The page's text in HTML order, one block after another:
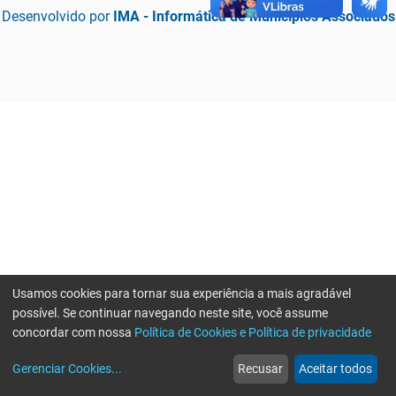
Desenvolvido por IMA - Informática de Municípios Associados
web
Notícias
more_horiz
Mais
Usamos cookies para tornar sua experiência a mais agradável
possível. Se continuar navegando neste site, você assume
concordar com nossa Política de Cookies e Política de privacidade
Gerenciar Cookies... Recusar Aceitar todos
Erro ao enviar informações, por favor tente novamente